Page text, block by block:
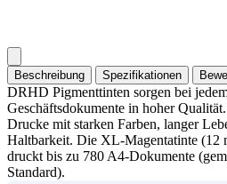
Beschreibung Spezifikationen
DRHD Pigmenttinten sorgen bei
Geschäftsdokumente in hoher
Drucke mit starken Farben, langer
Haltbarkeit. Die XL-Magentatinte (12
druckt bis zu 780 A4-Dokumente
Standard).